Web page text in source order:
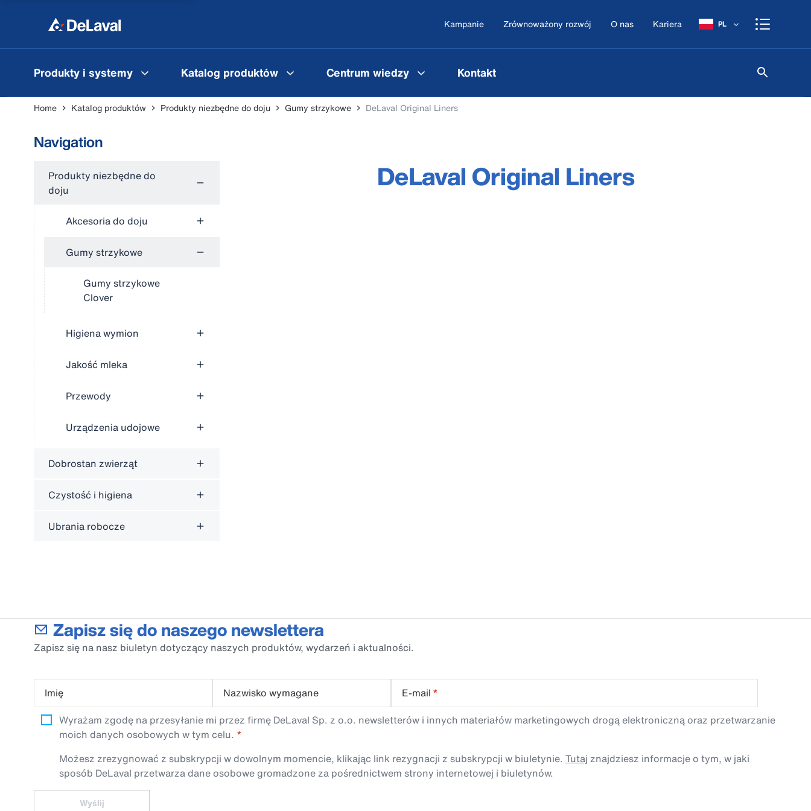
Kampanie Zrównoważony rozwój O nas Kariera PL
Produkty i systemy Katalog produktów Centrum wiedzy Kontakt
Home Katalog produktów Produkty niezbędne do doju Gumy strzykowe DeLaval Original Liners
Navigation
Produkty niezbędne do
doju
Akcesoria do doju
Gumy strzykowe
Gumy strzykowe
Clover
Higiena wymion
Jakość mleka
Przewody
Urządzenia udojowe
Dobrostan zwierząt
Czystość i higiena
Ubrania robocze
DeLaval Original Liners
Zapisz się do naszego newslettera
Zapisz się na nasz biuletyn dotyczący naszych produktów, wydarzeń i aktualności.
Imię Nazwisko wymagane E-mail *
Wyrażam zgodę na przesyłanie mi przez firmę DeLaval Sp. z o.o. newsletterów i innych materiałów marketingowych drogą elektroniczną oraz przetwarzanie
moich danych osobowych w tym celu.
Możesz zrezygnować z subskrypcji w dowolnym momencie, klikając link rezygnacji z subskrypcji w biuletynie. Tutaj znajdziesz informacje o tym, w jaki
sposób DeLaval przetwarza dane osobowe gromadzone za pośrednictwem strony internetowej i biuletynów.
Wyślij